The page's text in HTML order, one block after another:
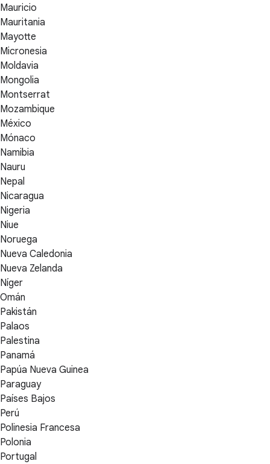
Mauricio
Mauritania
Mayotte
Micronesia
Moldavia
Mongolia
Montserrat
Mozambique
México
Mónaco
Namibia
Nauru
Nepal
Nicaragua
Nigeria
Niue
Noruega
Nueva Caledonia
Nueva Zelanda
Níger
Omán
Pakistán
Palaos
Palestina
Panamá
Papúa Nueva Guinea
Paraguay
Países Bajos
Perú
Polinesia Francesa
Polonia
Portugal